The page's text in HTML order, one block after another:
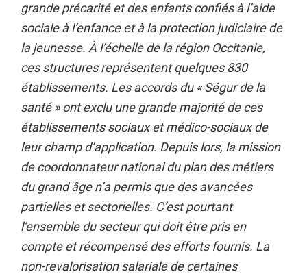
grande précarité et des enfants confiés à l’aide
sociale à l’enfance et à la protection judiciaire de
la jeunesse. À l’échelle de la région Occitanie,
ces structures représentent quelques 830
établissements. Les accords du « Ségur de la
santé » ont exclu une grande majorité de ces
établissements sociaux et médico-sociaux de
leur champ d’application. Depuis lors, la mission
de coordonnateur national du plan des métiers
du grand âge n’a permis que des avancées
partielles et sectorielles. C’est pourtant
l’ensemble du secteur qui doit être pris en
compte et récompensé des efforts fournis. La
non-revalorisation salariale de certaines